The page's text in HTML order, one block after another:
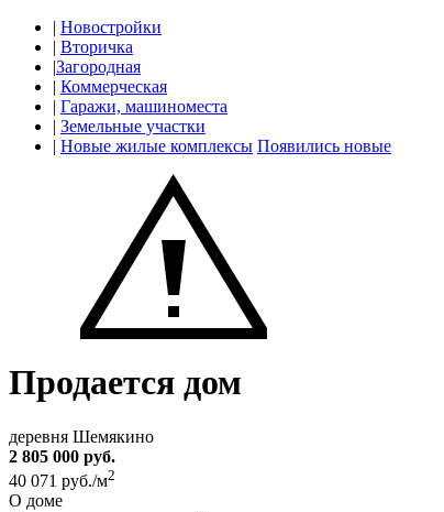
| Новостройки
| Вторичка
|Загородная
| Коммерческая
| Гаражи, машиноместа
| Земельные участки
| Новые жилые комплексы Появились новые
Продается дом
деревня Шемякино
2 805 000 руб.
40 071 руб./м2
О доме